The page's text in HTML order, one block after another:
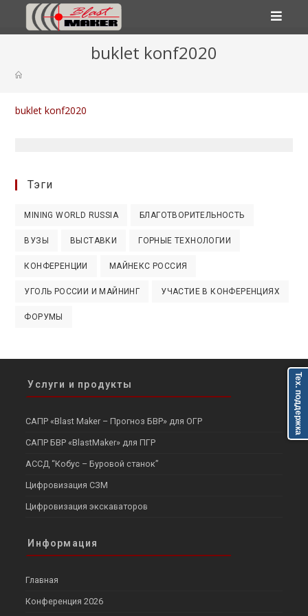
Перейти
buklet konf2020
buklet konf2020
Тэги
MINING WORLD RUSSIA БЛАГОТВОРИТЕЛЬНОСТЬ
ВУЗЫ ВЫСТАВКИ ГОРНЫЕ ТЕХНОЛОГИИ
КОНФЕРЕНЦИИ МАЙНЕКС РОССИЯ
УГОЛЬ РОССИИ И МАЙНИНГ УЧАСТИЕ В КОНФЕРЕНЦИЯХ
ФОРУМЫ
Услуги и продукты
САПР «Blast Maker – Прогноз БВР» для ОГР
САПР БВР «BlastMaker» для ПГР
АССД “Кобус – Буровой станок”
Цифровизация СЗМ
Цифровизация экскаваторов
Информация
Главная
Конференция 2026
Тех. поддержка